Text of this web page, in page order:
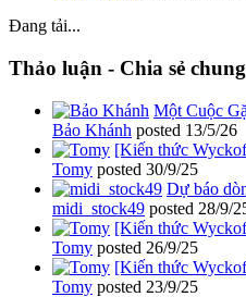
Đang tải...
Thảo luận - Chia sẻ chung
Một Cuộc
Bảo Khánh posted 13/5/26
[Kiến thức
Tomy posted 30/9/25
Dự báo
midi_stock49 posted 28/9/
[Kiến thức
Tomy posted 26/9/25
[Kiến thức
Tomy posted 23/9/25